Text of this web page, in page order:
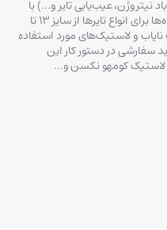
نیتروژن، عیب‌یابی تایر و…) با
استفاده از به روزترین و دقیق‌ترین دستگاه‌ها برای انواع تایرها از سایز ۱۳ تا
نایاب و لاستیک‌های مورد استفاده
سفارشی در دستور کار این
کومهو نکسن و…